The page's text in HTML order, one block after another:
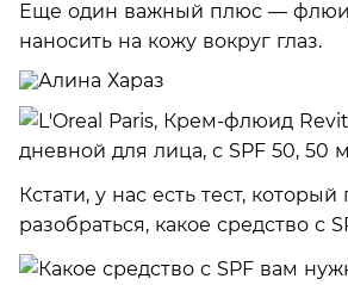
Еще один важный плюс —
наносить на кожу вокруг глаз.
Кстати, у нас есть тест,
разобраться, какое средство с